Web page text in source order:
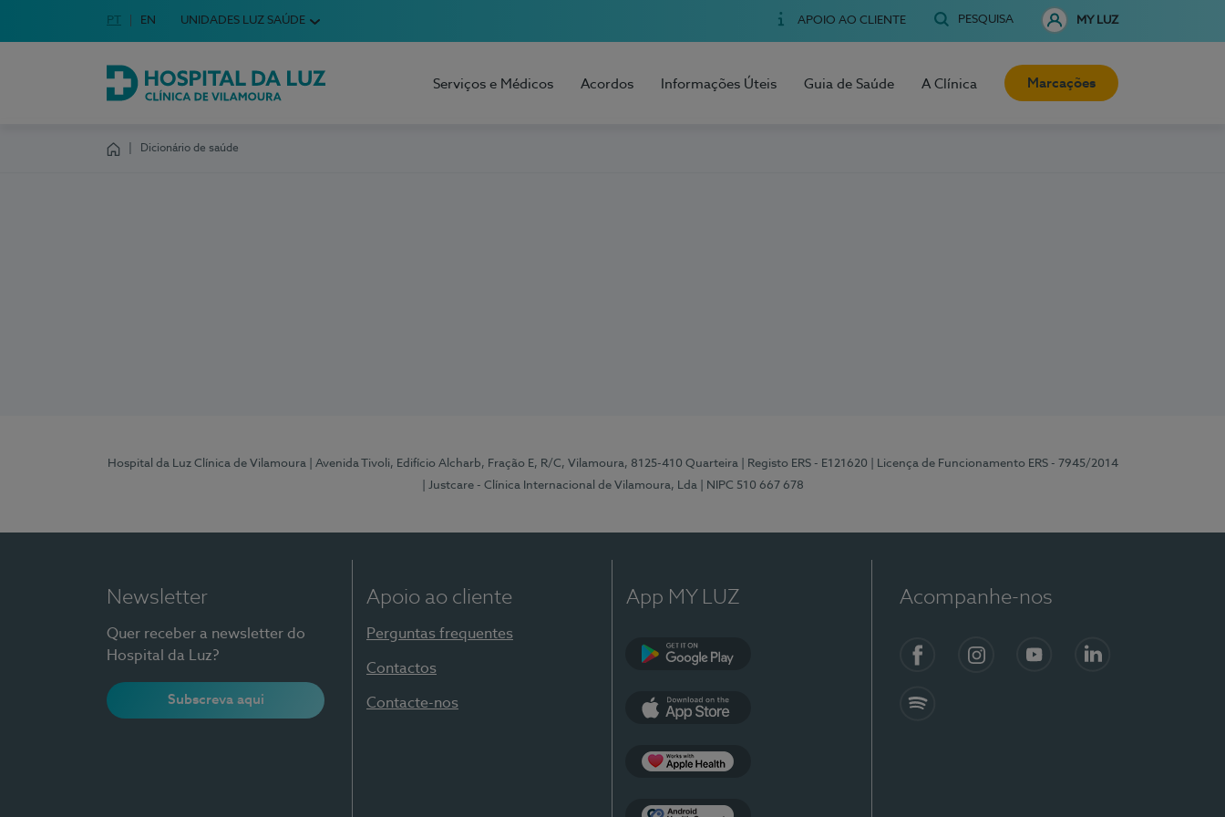
Escolha o seu idioma
Idioma em Português
PT English Language
EN UNIDADES LUZ SAÚDE APOIO AO CLIENTE PESQUISA MY LUZ
Hospital da Luz Clínica de Vilamoura
Serviços e Médicos Acordos Informações Úteis Guia de Saúde A Clínica Marcações
Dicionário de saúde
Hospital da Luz Clínica de Vilamoura | Avenida Tivoli, Edifício Alcharb, Fração E, R/C, Vilamoura, 8125-410 Quarteira | Registo ERS - E121620
| Licença de Funcionamento ERS - 7945/2014
| Justcare - Clínica Internacional de Vilamoura, Lda
| NIPC 510 667 678
Newsletter
Quer receber a newsletter do
Hospital da Luz?
Subscreva aqui
Apoio ao cliente
Perguntas frequentes
Contactos
Contacte-nos
App MY LUZ Acompanhe-nos